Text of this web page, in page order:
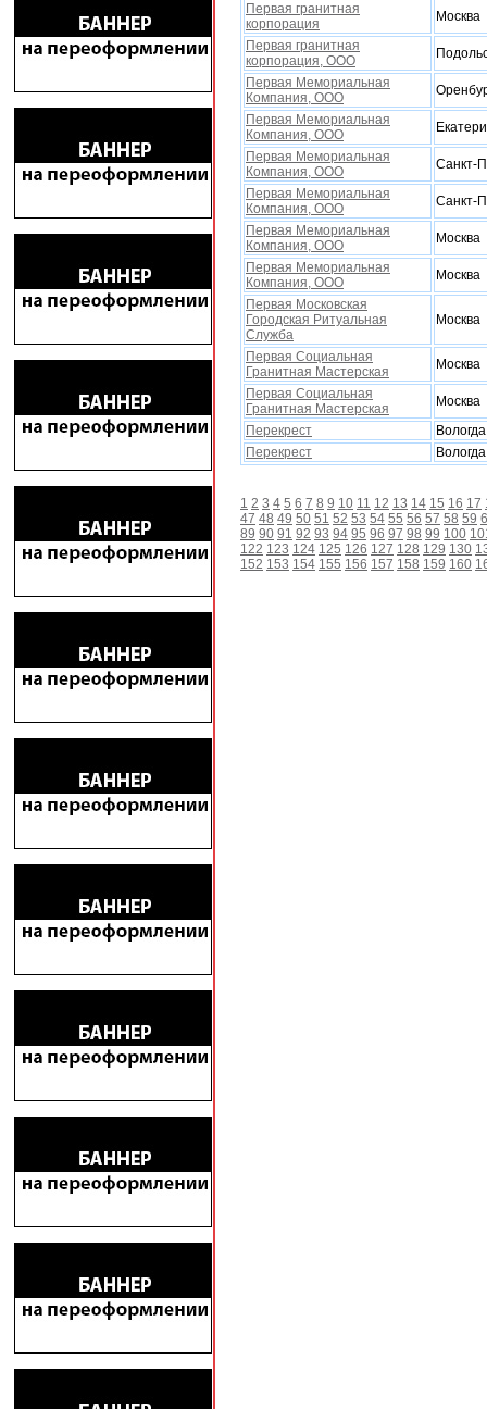
Первая гранитная
корпорация
Москва
Первая гранитная
корпорация, ООО
Первая Мемориальная
Компания, ООО
Первая Мемориальная
Компания, ООО
Первая Мемориальная
Компания, ООО
Санкт-
Первая Мемориальная
Компания, ООО
Санкт-
Первая Мемориальная
Компания, ООО
Москва
Первая Мемориальная
Компания, ООО
Москва
Первая Московская
Городская Ритуальная
Служба
Москва
Первая Социальная
Гранитная Мастерская
Москва
Первая Социальная
Гранитная Мастерская
Москва
Перекрест
Вологда
Перекрест
Вологда
1 2 3 4 5 6 7 8 9 10 11 12 13 14 15 16 17
47 48 49 50 51 52 53 54 55 56 57 58 59
89 90 91 92 93 94 95 96 97 98 99 100
122 123 124 125 126 127 128 129 130
152 153 154 155 156 157 158 159 160